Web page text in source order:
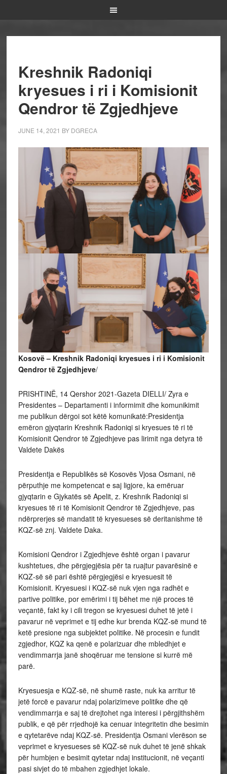
Kreshnik Radoniqi
kryesues i ri i Komisionit
Qendror të Zgjedhjeve
JUNE 14, 2021 BY DGRECA
Kosovë – Kreshnik Radoniqi kryesues i ri i Komisionit
Qendror të Zgjedhjeve/
PRISHTINË, 14 Qershor 2021-Gazeta DIELLI/ Zyra e
Presidentes – Departamenti i informimit dhe komunikimit
me publikun dërgoi sot këtë komunikatë:Presidentja
emëron gjyqtarin Kreshnik Radoniqi si kryesues të ri të
Komisionit Qendror të Zgjedhjeve pas lirimit nga detyra të
Valdete Dakës
Presidentja e Republikës së Kosovës Vjosa Osmani, në
përputhje me kompetencat e saj ligjore, ka emëruar
gjyqtarin e Gjykatës së Apelit, z. Kreshnik Radoniqi si
kryesues të ri të Komisionit Qendror të Zgjedhjeve, pas
ndërprerjes së mandatit të kryesueses së deritanishme të
KQZ-së znj. Valdete Daka.
Komisioni Qendror i Zgjedhjeve është organ i pavarur
kushtetues, dhe përgjegjësia për ta ruajtur pavarësinë e
KQZ-së së pari është përgjegjësi e kryesuesit të
Komisionit. Kryesuesi i KQZ-së nuk vjen nga radhët e
partive politike, por emërimi i tij bëhet me një proces të
veçantë, fakt ky i cili tregon se kryesuesi duhet të jetë i
pavarur në veprimet e tij edhe kur brenda KQZ-së mund të
ketë presione nga subjektet politike. Në procesin e fundit
zgjedhor, KQZ ka qenë e polarizuar dhe mbledhjet e
vendimmarrja janë shoqëruar me tensione si kurrë më
parë.
Kryesuesja e KQZ-së, në shumë raste, nuk ka arritur të
jetë forcë e pavarur ndaj polarizimeve politike dhe që
vendimmarrja e saj të drejtohet nga interesi i përgjithshëm
publik, e që për rrjedhojë ka cenuar integritetin dhe besimin
e qytetarëve ndaj KQZ-së. Presidentja Osmani vlerëson se
veprimet e kryesueses së KQZ-së nuk duhet të jenë shkak
për humbjen e besimit qytetar ndaj institucionit, në veçanti
pasi sivjet do të mbahen zgjedhjet lokale.